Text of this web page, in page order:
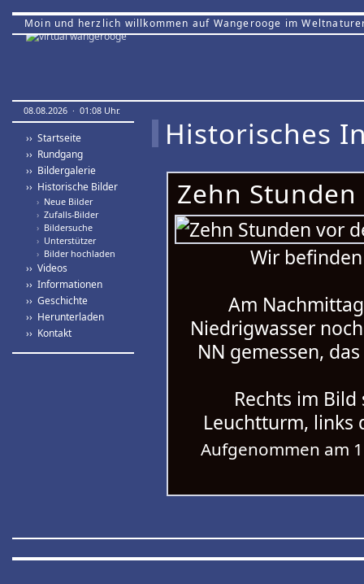
Moin und herzlich willkommen auf Wangerooge im
08.08.2026 · 01:08 Uhr.
›› Startseite
›› Rundgang
›› Bildergalerie
›› Historische Bilder
› Neue Bilder
› Zufalls-Bilder
› Bildersuche
› Unterstützer
› Bilder hochladen
›› Videos
›› Informationen
›› Geschichte
›› Herunterladen
›› Kontakt
Historisches
Zehn
Wir
Am
Niedrigwasser
NN gemessen,
Rechts im
Leuchtturm, links
Aufgenommen am